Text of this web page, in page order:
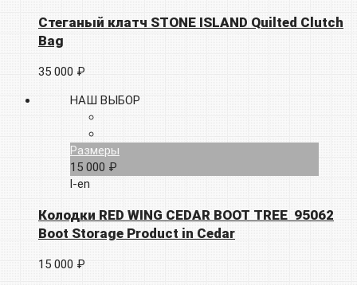
Cтеганый клатч STONE ISLAND Quilted Clutch
Bag
35 000 ₽
НАШ ВЫБОР
Размеры
15 000 ₽
l-en
Колодки RED WING CEDAR BOOT TREE 95062
Boot Storage Product in Cedar
15 000 ₽